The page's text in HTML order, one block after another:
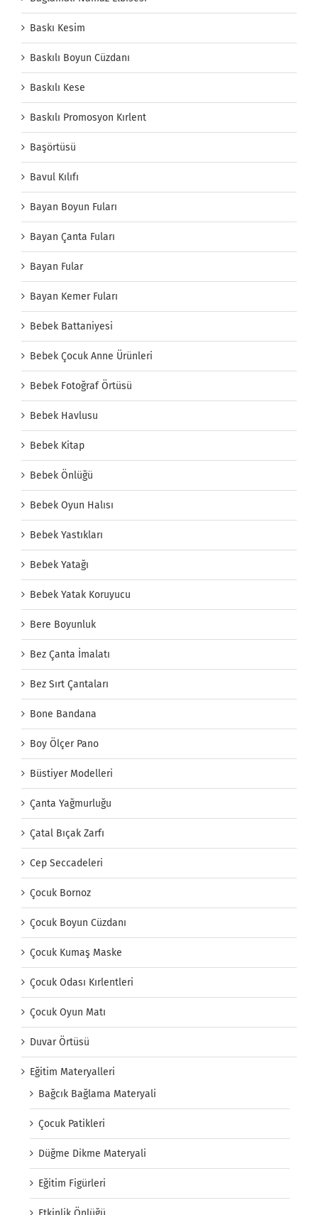
Baskı Kesim
Baskılı Boyun Cüzdanı
Baskılı Kese
Baskılı Promosyon Kırlent
Başörtüsü
Bavul Kılıfı
Bayan Boyun Fuları
Bayan Çanta Fuları
Bayan Fular
Bayan Kemer Fuları
Bebek Battaniyesi
Bebek Çocuk Anne Ürünleri
Bebek Fotoğraf Örtüsü
Bebek Havlusu
Bebek Kitap
Bebek Önlüğü
Bebek Oyun Halısı
Bebek Yastıkları
Bebek Yatağı
Bebek Yatak Koruyucu
Bere Boyunluk
Bez Çanta İmalatı
Bez Sırt Çantaları
Bone Bandana
Boy Ölçer Pano
Büstiyer Modelleri
Çanta Yağmurluğu
Çatal Bıçak Zarfı
Cep Seccadeleri
Çocuk Bornoz
Çocuk Boyun Cüzdanı
Çocuk Kumaş Maske
Çocuk Odası Kırlentleri
Çocuk Oyun Matı
Duvar Örtüsü
Eğitim Materyalleri
Bağcık Bağlama Materyali
Çocuk Patikleri
Düğme Dikme Materyali
Eğitim Figürleri